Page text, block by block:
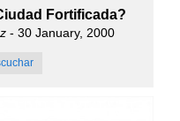
Fortificada?
- 30 January, 2000